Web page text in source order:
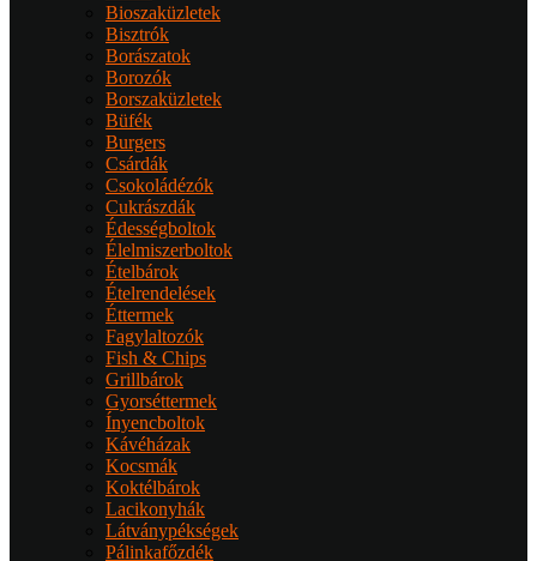
Bioszaküzletek
Bisztrók
Borászatok
Borozók
Borszaküzletek
Büfék
Burgers
Csárdák
Csokoládézók
Cukrászdák
Édességboltok
Élelmiszerboltok
Ételbárok
Ételrendelések
Éttermek
Fagylaltozók
Fish & Chips
Grillbárok
Gyorséttermek
Ínyencboltok
Kávéházak
Kocsmák
Koktélbárok
Lacikonyhák
Látványpékségek
Pálinkafőzdék